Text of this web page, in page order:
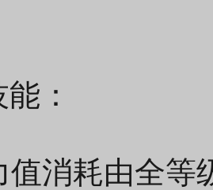
：
值消耗由全等